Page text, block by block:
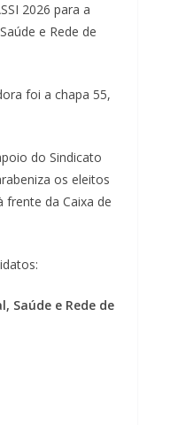
2026 para a
e Rede de
foi a chapa 55,
do Sindicato
os eleitos
frente da Caixa de
Saúde e Rede de